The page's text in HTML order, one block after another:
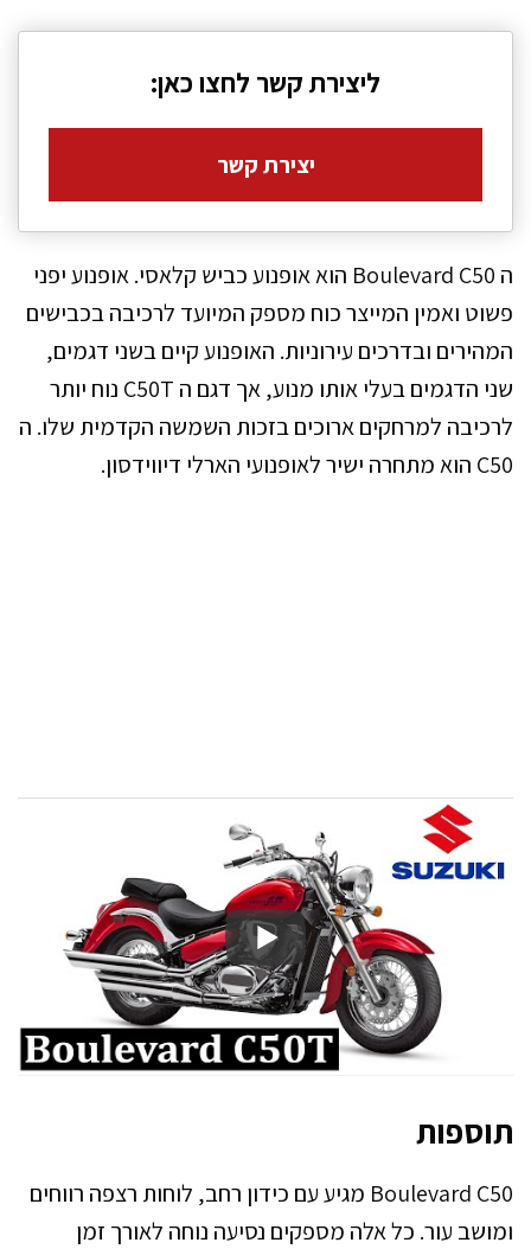
ליצירת קשר לחצו כאן:
יצירת קשר
ה Boulevard C50 הוא אופנוע כביש קלאסי. אופנוע יפני
פשוט ואמין המייצר כוח מספק המיועד לרכיבה בכבישים
המהירים ובדרכים עירוניות. האופנוע קיים בשני דגמים,
שני הדגמים בעלי אותו מנוע, אך דגם ה C50T נוח יותר
לרכיבה למרחקים ארוכים בזכות השמשה הקדמית שלו. ה
C50 הוא מתחרה ישיר לאופנועי הארלי דיווידסון.
תוספות
Boulevard C50 מגיע עם כידון רחב, לוחות רצפה רווחים
ומושב עור. כל אלה מספקים נסיעה נוחה לאורך זמן